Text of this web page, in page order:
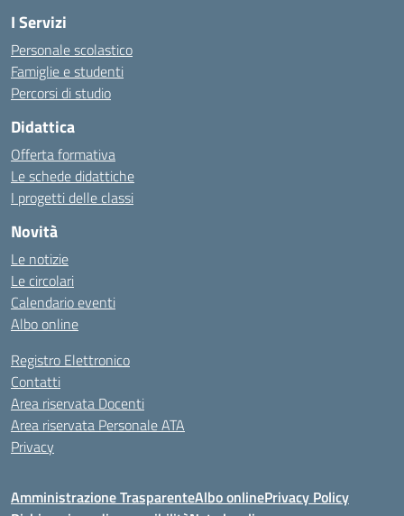
I Servizi
Personale scolastico
Famiglie e studenti
Percorsi di studio
Didattica
Offerta formativa
Le schede didattiche
I progetti delle classi
Novità
Le notizie
Le circolari
Calendario eventi
Albo online
Registro Elettronico
Contatti
Area riservata Docenti
Area riservata Personale ATA
Privacy
Amministrazione TrasparenteAlbo onlinePrivacy Policy